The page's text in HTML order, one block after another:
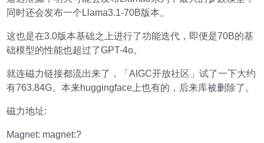
同时还会发布一个Llama3.1-70B版本。
这也是在3.0版本基础之上进行了功能迭代，即便是70B的基
础模型的性能也超过了GPT-4o。
就连磁力链接都流出来了，「AIGC开放社区」试了一下大约
有763.84G。本来huggingface上也有的，后来库被删除了。
磁力地址:
Magnet: magnet:?